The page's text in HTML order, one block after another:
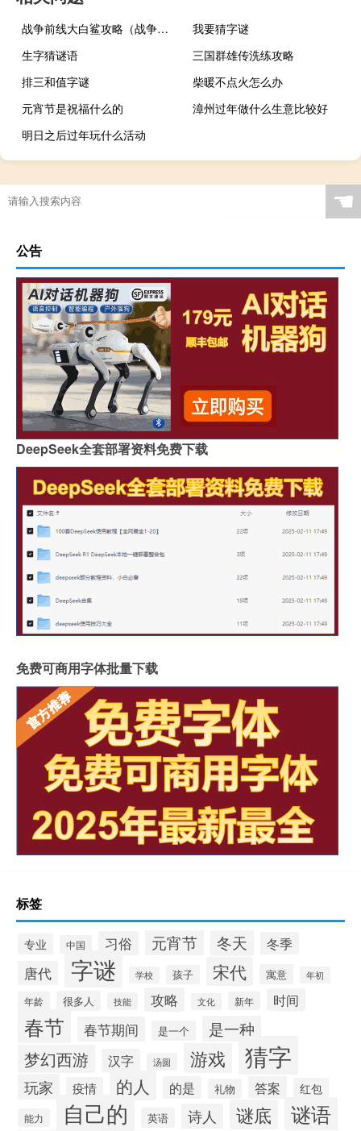
战争前线大白鲨攻略（战争前线大白鲨）
我要猜字谜
生字猜谜语
三国群雄传洗练攻略
排三和值字谜
柴暖不点火怎么办
元宵节是祝福什么的
漳州过年做什么生意比较好
明日之后过年玩什么活动
☚
公告
DeepSeek全套部署资料免费下载
免费可商用字体批量下载
标签
专业 中国 习俗 元宵节 冬天 冬季
唐代 字谜 学校 孩子 宋代 寓意 年初
年龄 很多人 技能 攻略 文化 新年 时间
春节 春节期间 是一个 是一种
梦幻西游 汉字 汤圆 游戏 猜字
玩家 疫情 的人 的是 礼物 答案 红包
能力 自己的 英语 诗人 谜底 谜语